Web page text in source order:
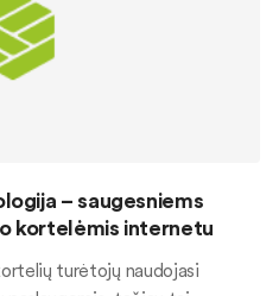
– saugesniems
kortelėmis internetu
turėtojų naudojasi